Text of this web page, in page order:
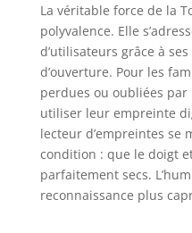
tout
saurez
smart lock et
connectée
nécessite le
welock
séparément
Notifications
avec le Auto-
La véritable force de la
polyvalence. Elle
d’utilisateurs grâce à
d’ouverture. Pour les
perdues ou oubliées
utiliser leur empreinte
lecteur d’empreintes se
condition : que le doigt
parfaitement secs.
reconnaissance plus